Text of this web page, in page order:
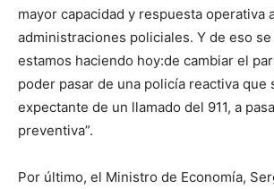
mayor capacidad y respuesta operativa
administraciones policiales. Y de eso
estamos haciendo hoy:de cambiar el
poder pasar de una policía reactiva que
expectante de un llamado del 911, a
preventiva”.
Por último, el Ministro de Economía,